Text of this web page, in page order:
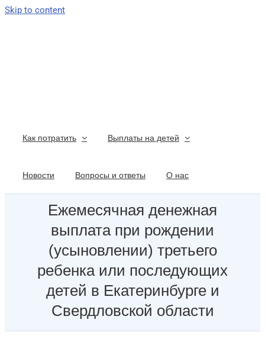
Skip to content
Как потратить Выплаты на детей
Новости Вопросы и ответы О нас
Ежемесячная денежная
выплата при рождении
(усыновлении) третьего
ребенка или последующих
детей в Екатеринбурге и
Свердловской области